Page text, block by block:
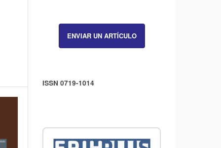
ENVIAR UN ARTÍCULO
ISSN 0719-1014